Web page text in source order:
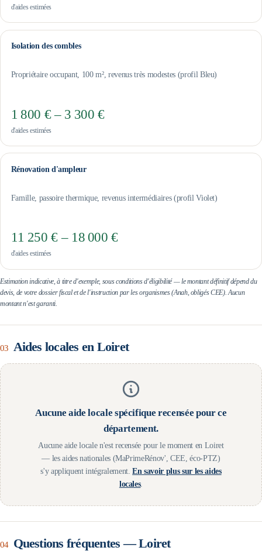
d'aides estimées
Isolation des combles
Propriétaire occupant, 100 m², revenus très modestes (profil Bleu)
1 800 € – 3 300 €
d'aides estimées
Rénovation d'ampleur
Famille, passoire thermique, revenus intermédiaires (profil Violet)
11 250 € – 18 000 €
d'aides estimées
Estimation indicative, à titre d'exemple, sous conditions d'éligibilité — le montant définitif dépend du
devis, de votre dossier fiscal et de l'instruction par les organismes (Anah, obligés CEE). Aucun
montant n'est garanti.
03 Aides locales en Loiret
Aucune aide locale spécifique recensée pour ce
département.
Aucune aide locale n'est recensée pour le moment en Loiret
— les aides nationales (MaPrimeRénov', CEE, éco-PTZ)
s'y appliquent intégralement. En savoir plus sur les aides
locales.
04 Questions fréquentes —Loiret